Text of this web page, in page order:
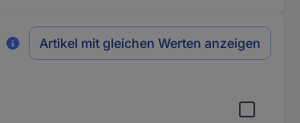
Artikel mit gleichen Werten anzeigen